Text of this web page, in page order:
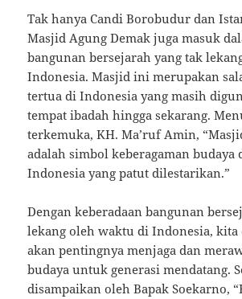
Tak hanya Candi Borobudur dan
Masjid Agung Demak juga masuk
bangunan bersejarah yang tak
Indonesia. Masjid ini merupakan
tertua di Indonesia yang masih
tempat ibadah hingga sekarang.
terkemuka, KH. Ma’ruf Amin,
adalah simbol keberagaman budaya
Indonesia yang patut dilestarikan.”
Dengan keberadaan bangunan
lekang oleh waktu di Indonesia,
akan pentingnya menjaga dan
budaya untuk generasi mendatang.
disampaikan oleh Bapak Soekarno,